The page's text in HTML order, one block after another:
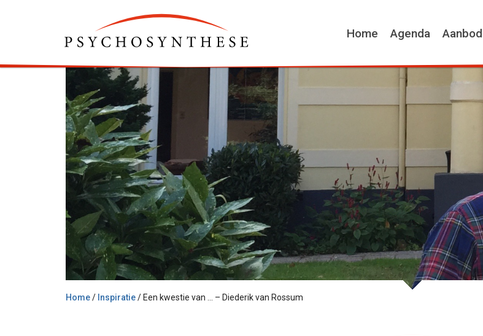
Home Agenda Aanbod
Home/ Inspiratie/ Een kwestie van … – Diederik van Rossum